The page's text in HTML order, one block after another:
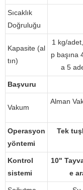
Sıcaklık
Doğruluğu
Kapasite (al
tın)
1 kg/
p başına
a 5
Başvuru
Vakum
Alman
Operasyon
yöntemi
Tek
Kontrol
sistemi
10"
e